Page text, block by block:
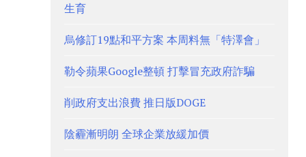
生育
烏修訂19點和平方案 本周料無「特澤會」
勒令蘋果Google整頓 打擊冒充政府詐騙
削政府支出浪費 推日版DOGE
陰霾漸明朗 全球企業放緩加價